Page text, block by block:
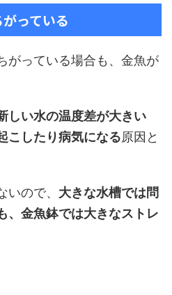
っている
がっている場合も、金魚が
しい水の温度差が大きい
こしたり病気になる原因と
ので、 大きな水槽では問
、金魚鉢では大きなストレ